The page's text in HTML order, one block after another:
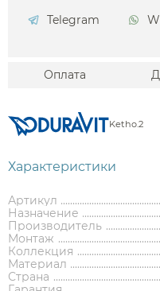
Telegram
Оплата
Ketho.2
Характеристики
Артикул
Назначение
Производитель
Монтаж
Коллекция
Материал
Страна